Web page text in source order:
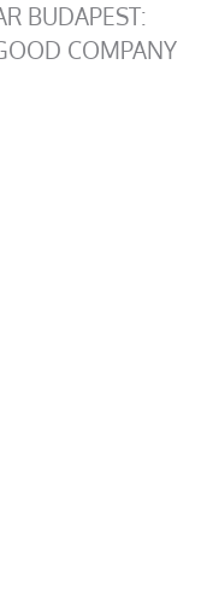
BUDAPEST:
COMPANY